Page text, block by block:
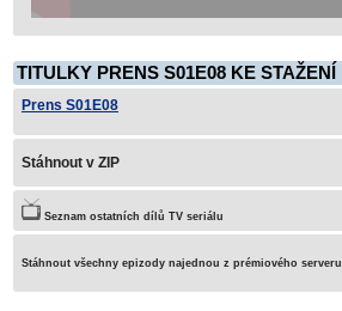
TITULKY PRENS S01E08 KE STAŽENÍ
Prens S01E08
Stáhnout v ZIP
Seznam ostatních dílů TV seriálu
Stáhnout všechny epizody najednou z prémiového serveru